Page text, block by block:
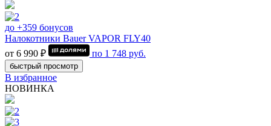
до +359 бонусов
Налокотники Bauer VAPOR FLY40
от 6 990 ₽
по 1 748 руб.
быстрый просмотр
В избранное
НОВИНКА